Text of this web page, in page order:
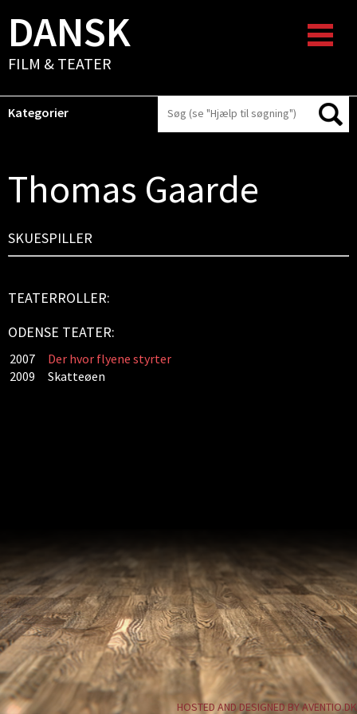
DANSK
FILM & TEATER
Kategorier
Thomas Gaarde
SKUESPILLER
TEATERROLLER:
ODENSE TEATER:
2007
Der hvor flyene styrter
2009
Skatteøen
HOSTED AND DESIGNED BY AVENTIO.DK